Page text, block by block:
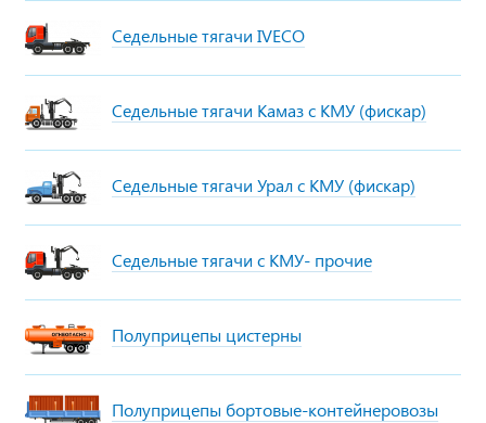
Седельные тягачи IVECO
Седельные тягачи Камаз с КМУ (фискар)
Седельные тягачи Урал с КМУ (фискар)
Седельные тягачи с КМУ- прочие
Полуприцепы цистерны
Полуприцепы бортовые-контейнеровозы